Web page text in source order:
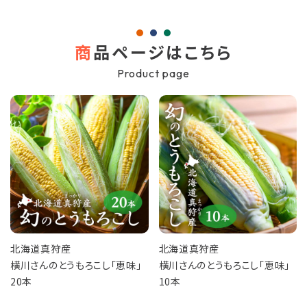
商品ページはこちら
Product page
北海道真狩産
横川さんのとうもろこし「恵味」
20本
北海道真狩産
横川さんのとうもろこし「恵味」
10本